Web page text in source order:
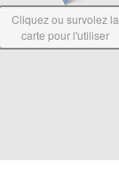
Cliquez ou survolez la
carte pour l'utiliser